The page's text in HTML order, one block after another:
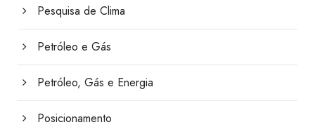
Pesquisa de Clima
Petróleo e Gás
Petróleo, Gás e Energia
Posicionamento